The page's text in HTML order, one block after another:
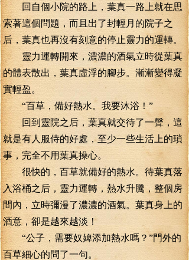
回自個小院的路上，葉真一路上就在思
索著這個問題，而且出了封輕月的院子之
后，葉真也再沒有刻意的停止靈力的運轉。
靈力運轉開來，濃濃的酒氣立時從葉真
的體表散出，葉真虛浮的腳步。漸漸變得凝
實輕盈。
“百草，備好熱水。我要沐浴！”
回到靈院之后，葉真就交待了一聲，這
就是有人服侍的好處，至少一些生活上的瑣
事，完全不用葉真操心。
很快的，百草就備好的熱水。待葉真落
入浴桶之后，靈力運轉，熱水升騰，整個房
間內，立時彌漫了濃濃的酒氣。葉真身上的
酒意，卻是越來越淡！
“公子，需要奴婢添加熱水嗎？”門外的
百草細心的問了一句。